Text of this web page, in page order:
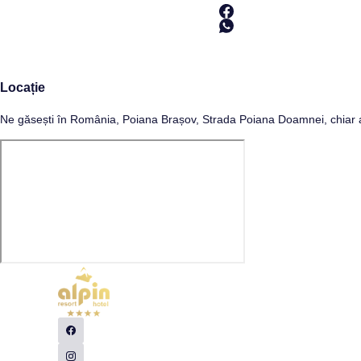
Locație
Ne găsești în România, Poiana Brașov, Strada Poiana Doamnei, chiar